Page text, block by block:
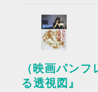
（映画パン
る透視図』